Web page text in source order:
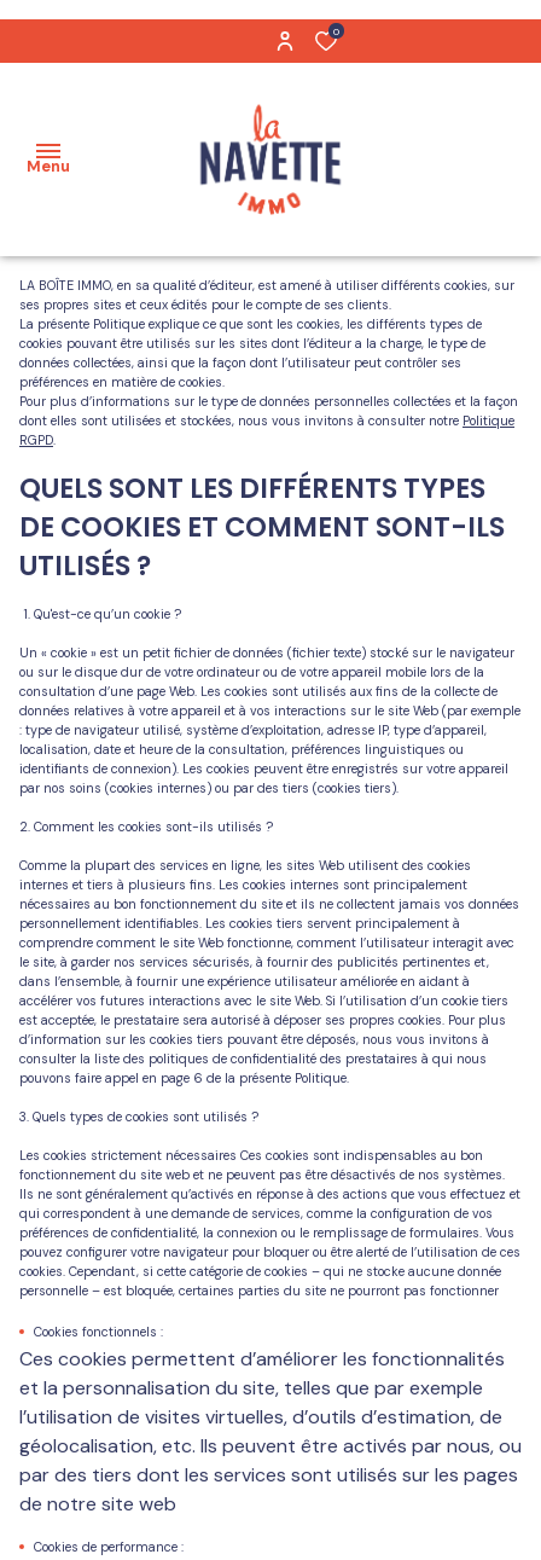
0
Menu
Acheter
Maisons
Appartements
Terrains
Autres
Biens
vendus
Notre
équipe
Nos
services
Estimation
Nos
avis
LA BOÎTE IMMO, en sa qualité d’éditeur, est amené à utiliser différents cookies, sur
ses propres sites et ceux édités pour le compte de ses clients.
La présente Politique explique ce que sont les cookies, les différents types de
cookies pouvant être utilisés sur les sites dont l’éditeur a la charge, le type de
données collectées, ainsi que la façon dont l’utilisateur peut contrôler ses
préférences en matière de cookies.
Pour plus d’informations sur le type de données personnelles collectées et la façon
dont elles sont utilisées et stockées, nous vous invitons à consulter notre Politique
RGPD.
QUELS SONT LES DIFFÉRENTS TYPES
DE COOKIES ET COMMENT SONT-ILS
UTILISÉS ?
1. Qu'est-ce qu’un cookie ?
Un « cookie » est un petit fichier de données (fichier texte) stocké sur le navigateur
ou sur le disque dur de votre ordinateur ou de votre appareil mobile lors de la
consultation d’une page Web. Les cookies sont utilisés aux fins de la collecte de
données relatives à votre appareil et à vos interactions sur le site Web (par exemple
: type de navigateur utilisé, système d’exploitation, adresse IP, type d’appareil,
localisation, date et heure de la consultation, préférences linguistiques ou
identifiants de connexion). Les cookies peuvent être enregistrés sur votre appareil
par nos soins (cookies internes) ou par des tiers (cookies tiers).
2. Comment les cookies sont-ils utilisés ?
Comme la plupart des services en ligne, les sites Web utilisent des cookies
internes et tiers à plusieurs fins. Les cookies internes sont principalement
nécessaires au bon fonctionnement du site et ils ne collectent jamais vos données
personnellement identifiables. Les cookies tiers servent principalement à
comprendre comment le site Web fonctionne, comment l’utilisateur interagit avec
le site, à garder nos services sécurisés, à fournir des publicités pertinentes et,
dans l’ensemble, à fournir une expérience utilisateur améliorée en aidant à
accélérer vos futures interactions avec le site Web. Si l’utilisation d’un cookie tiers
est acceptée, le prestataire sera autorisé à déposer ses propres cookies. Pour plus
d’information sur les cookies tiers pouvant être déposés, nous vous invitons à
consulter la liste des politiques de confidentialité des prestataires à qui nous
pouvons faire appel en page 6 de la présente Politique.
3. Quels types de cookies sont utilisés ?
Les cookies strictement nécessaires Ces cookies sont indispensables au bon
fonctionnement du site web et ne peuvent pas être désactivés de nos systèmes.
Ils ne sont généralement qu’activés en réponse à des actions que vous effectuez et
qui correspondent à une demande de services, comme la configuration de vos
préférences de confidentialité, la connexion ou le remplissage de formulaires. Vous
pouvez configurer votre navigateur pour bloquer ou être alerté de l’utilisation de ces
cookies. Cependant, si cette catégorie de cookies – qui ne stocke aucune donnée
personnelle – est bloquée, certaines parties du site ne pourront pas fonctionner
Cookies fonctionnels :
Ces cookies permettent d’améliorer les fonctionnalités
et la personnalisation du site, telles que par exemple
l’utilisation de visites virtuelles, d’outils d’estimation, de
géolocalisation, etc. Ils peuvent être activés par nous, ou
par des tiers dont les services sont utilisés sur les pages
de notre site web
Cookies de performance :